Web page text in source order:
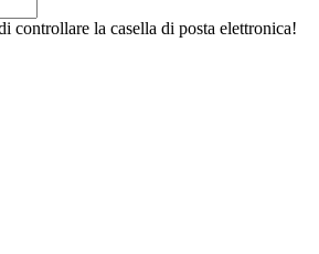
controllare la casella di posta elettronica!